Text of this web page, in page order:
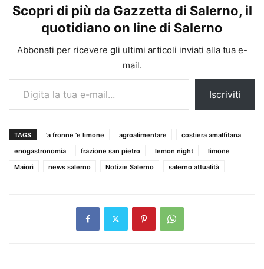
Scopri di più da Gazzetta di Salerno, il
quotidiano on line di Salerno
Abbonati per ricevere gli ultimi articoli inviati alla tua e-
mail.
Digita la tua e-mail...
Iscriviti
TAGS 'a fronne 'e limone agroalimentare
costiera amalfitana
enogastronomia
frazione san pietro lemon night
limone
Maiori
news salerno Notizie Salerno salerno attualità